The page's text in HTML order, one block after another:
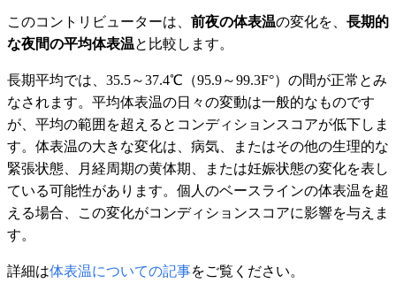
このコントリビューターは、 前夜の体表温の変化を、 長期的
な夜間の平均体表温と比較します。
長期平均では、35.5～37.4℃（95.9～99.3F°）の間が正常とみ
なされます。平均体表温の日々の変動は一般的なものです
が、平均の範囲を超えるとコンディションスコアが低下しま
す。体表温の大きな変化は、病気、またはその他の生理的な
緊張状態、月経周期の黄体期、または妊娠状態の変化を表し
ている可能性があります。個人のベースラインの体表温を超
える場合、この変化がコンディションスコアに影響を与えま
す。
詳細は体表温についての記事をご覧ください。